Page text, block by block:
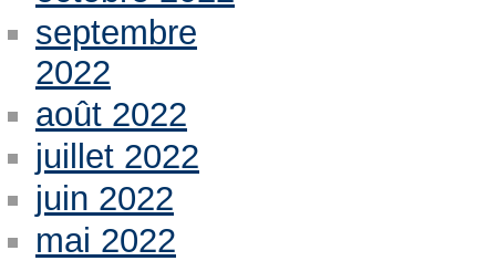
septembre
2022
août 2022
juillet 2022
juin 2022
mai 2022